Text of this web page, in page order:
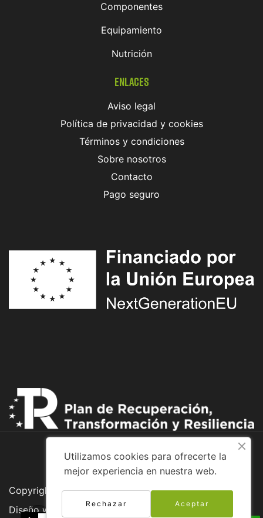
Componentes
Equipamiento
Nutrición
Enlaces
Aviso legal
Política de privacidad y cookies
Términos y condiciones
Sobre nosotros
Contacto
Pago seguro
Copyright © 2026 Adventure Bike
Diseño web:
Utilizamos cookies para ofrecerte la
mejor experiencia en nuestra web.
Aceptar
Rechazar